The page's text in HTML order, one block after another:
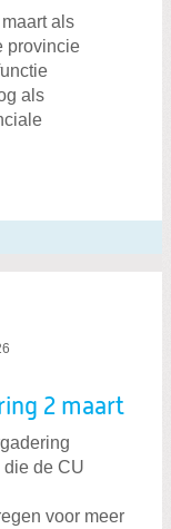
als
provincie
als
2 maart
die de CU
voor meer